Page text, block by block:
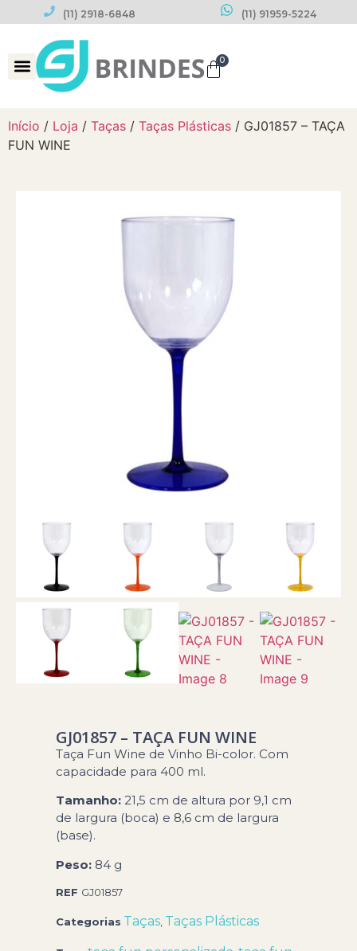
(11) 2918-6848 (11) 91959-5224
0
Início / Loja / Taças / Taças Plásticas / GJ01857 – TAÇA
FUN WINE
GJ01857 – TAÇA FUN WINE
Taça Fun Wine de Vinho Bi-color. Com
capacidade para 400 ml.
Tamanho: 21,5 cm de altura por 9,1 cm
de largura (boca) e 8,6 cm de largura
(base).
Peso: 84 g
REF GJ01857
Categorias Taças, Taças Plásticas